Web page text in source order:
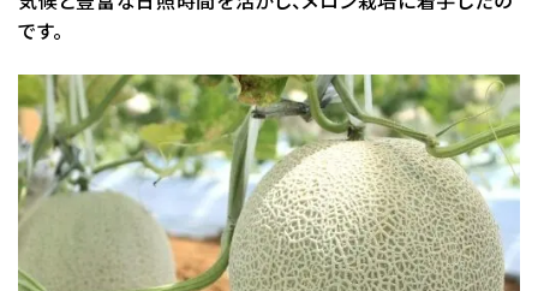
です。